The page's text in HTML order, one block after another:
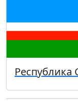
Республика